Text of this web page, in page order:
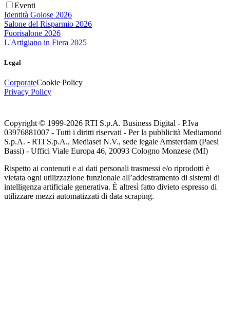
Eventi
Identità Golose 2026
Salone del Risparmio 2026
Fuorisalone 2026
L'Artigiano in Fiera 2025
Legal
CorporateCookie Policy
Privacy Policy
Copyright © 1999-2026 RTI S.p.A. Business Digital - P.Iva
03976881007 - Tutti i diritti riservati - Per la pubblicità Mediamond
S.p.A. - RTI S.p.A., Mediaset N.V., sede legale Amsterdam (Paesi
Bassi) - Uffici Viale Europa 46, 20093 Cologno Monzese (MI)
Rispetto ai contenuti e ai dati personali trasmessi e/o riprodotti è
vietata ogni utilizzazione funzionale all’addestramento di sistemi di
intelligenza artificiale generativa. È altresì fatto divieto espresso di
utilizzare mezzi automatizzati di data scraping.